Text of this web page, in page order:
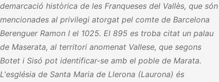
demarcació històrica de les Franqueses del Vallès, que són
mencionades al privilegi atorgat pel comte de Barcelona
Berenguer Ramon I el 1025. El 895 es troba citat un palau
de Maserata, al territori anomenat Vallese, que segons
Botet i Sisó pot identificar-se amb el poble de Marata.
L'església de Santa Maria de Llerona (Laurona) és